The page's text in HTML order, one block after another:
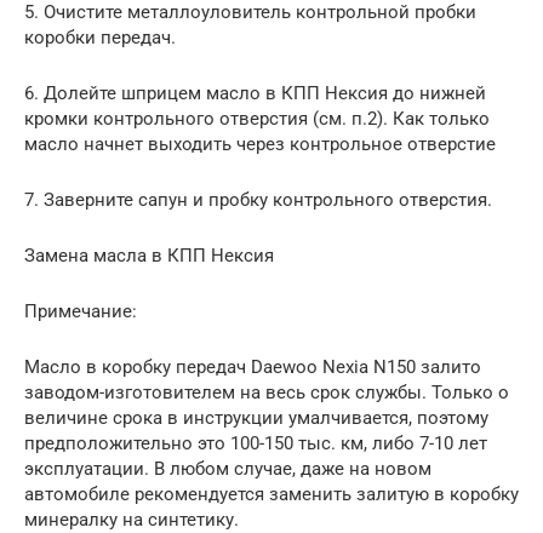
5. Очистите металлоуловитель контрольной пробки
коробки передач.
6. Долейте шприцем масло в КПП Нексия до нижней
кромки контрольного отверстия (см. п.2). Как только
масло начнет выходить через контрольное отверстие
7. Заверните сапун и пробку контрольного отверстия.
Замена масла в КПП Нексия
Примечание:
Масло в коробку передач Daewoo Nexia N150 залито
заводом-изготовителем на весь срок службы. Только о
величине срока в инструкции умалчивается, поэтому
предположительно это 100-150 тыс. км, либо 7-10 лет
эксплуатации. В любом случае, даже на новом
автомобиле рекомендуется заменить залитую в коробку
минералку на синтетику.